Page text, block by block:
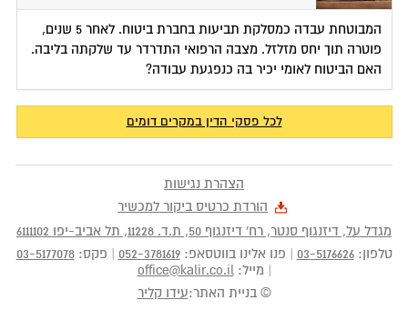
המבוטחת עבדה כמסלקת תביעות בחברת ביטוח. לאחר 5 שנים,
פוטרה תוך יחס מזלזל. מצבה הרפואי התדרדר עד שלקתה בליבה.
האם הביטוח לאומי יכיר בה כנפגעת עבודה?
לכל פסקי הדין במקרים דומים
הצהרת נגישות
הורדת כרטיס ביקור למכשיר
מגדל על, דיזנגוף סנטר, רח' דיזנגוף 50
, ת.ד. 11228
, תל אביב-יפו 6111102
טלפון:03-5176626 פנו אלינו בווטסאפ:052-3781619 פקס:03-5177078
מייל:office@kalir.co.il
© בניית האתר:עידו קליר